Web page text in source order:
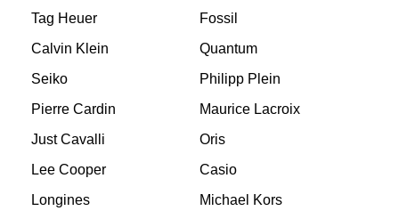
Tag Heuer
Fossil
Calvin Klein
Quantum
Seiko
Philipp Plein
Pierre Cardin
Maurice Lacroix
Just Cavalli
Oris
Lee Cooper
Casio
Longines
Michael Kors